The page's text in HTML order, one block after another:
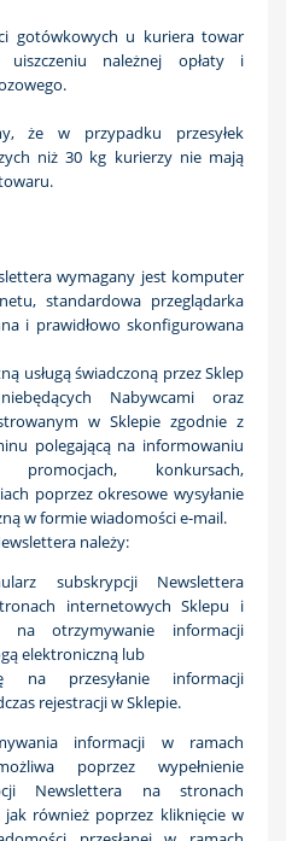
gotówkowych u kuriera towar
należnej opłaty i
że w przypadku przesyłek
niż 30 kg kurierzy nie mają
wymagany jest komputer
standardowa przeglądarka
i prawidłowo skonfigurowana
usługą świadczoną przez Sklep
Nabywcami oraz
w Sklepie zgodnie z
polegającą na informowaniu
konkursach,
poprzez okresowe wysyłanie
w formie wiadomości e-mail.
należy:
subskrypcji Newslettera
internetowych Sklepu i
na otrzymywanie informacji
elektroniczną lub
na przesyłanie informacji
rejestracji w Sklepie.
informacji w ramach
poprzez wypełnienie
Newslettera na stronach
również poprzez kliknięcie w